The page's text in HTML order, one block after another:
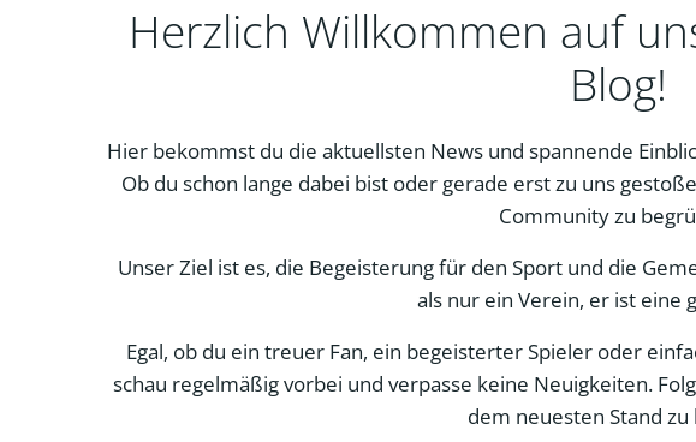
Herzlich Willkommen auf
Blog!
Hier bekommst du die aktuellsten News und spannende
Ob du schon lange dabei bist oder gerade erst zu uns
Community zu
Unser Ziel ist es, die Begeisterung für den Sport und die
als nur ein Verein, er ist eine
Egal, ob du ein treuer Fan, ein begeisterter Spieler oder
schau regelmäßig vorbei und verpasse keine Neuigkeiten.
dem neuesten Stand zu